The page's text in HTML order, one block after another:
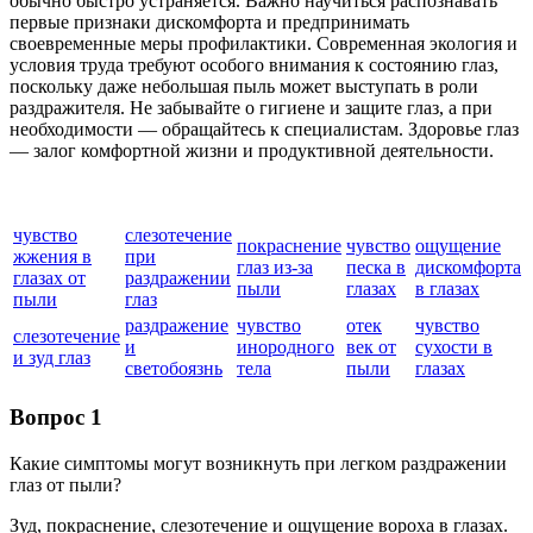
первые признаки дискомфорта и предпринимать
своевременные меры профилактики. Современная экология и
условия труда требуют особого внимания к состоянию глаз,
поскольку даже небольшая пыль может выступать в роли
раздражителя. Не забывайте о гигиене и защите глаз, а при
необходимости — обращайтесь к специалистам. Здоровье глаз
— залог комфортной жизни и продуктивной деятельности.
чувство
жжения в
глазах от
пыли
слезотечение
при
раздражении
глаз
покраснение
глаз из-за
пыли
чувство
песка в
глазах
ощущение
дискомфорта
в глазах
слезотечение
и зуд глаз
раздражение
и
светобоязнь
чувство
инородного
тела
отек
век от
пыли
чувство
сухости в
глазах
Вопрос 1
Какие симптомы могут возникнуть при легком раздражении
глаз от пыли?
Зуд, покраснение, слезотечение и ощущение вороха в глазах.